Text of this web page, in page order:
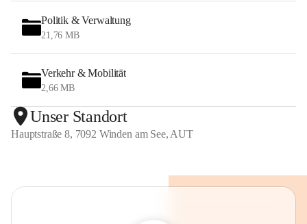
Politik & Verwaltung
21,76 MB
Verkehr & Mobilität
2,66 MB
Unser Standort
Hauptstraße 8, 7092 Winden am See, AUT